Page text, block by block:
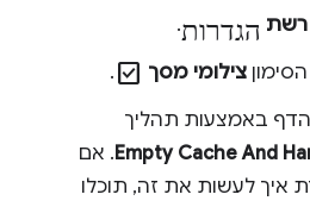
רשת הגדרות.
צילומי מסך check_box
.
באמצעות תהליך
Empty Cache And. אם
איך לעשות את זה, תוכלו